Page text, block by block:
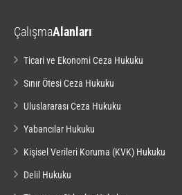
ÇalışmaAlanları
Ticari ve Ekonomi Ceza Hukuku
Sınır Ötesi Ceza Hukuku
Uluslararası Ceza Hukuku
Yabancılar Hukuku
Kişisel Verileri Koruma (KVK) Hukuku
Delil Hukuku